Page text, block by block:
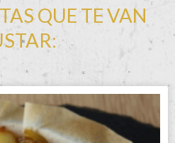
QUE TE VAN